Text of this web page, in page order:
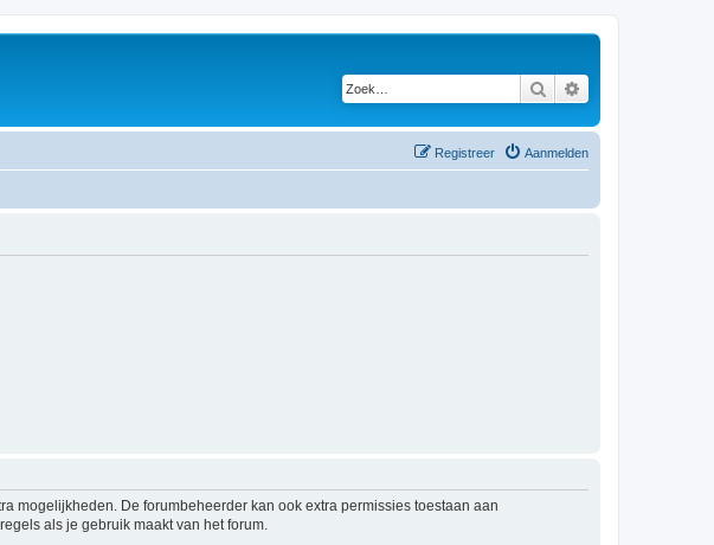
Zoek
Aanmelden
Registreer
mogelijkheden. De forumbeheerder kan ook extra permissies toestaan aan
als je gebruik maakt van het forum.